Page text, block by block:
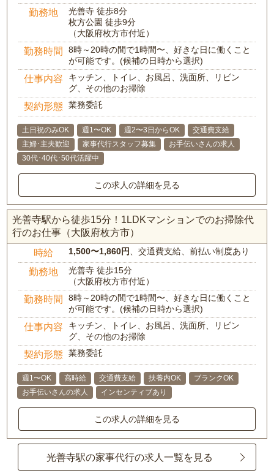
勤務地
光善寺 徒歩8分
枚方公園 徒歩9分
（大阪府枚方市付近）
勤務時間
8時～20時の間で1時間〜、好きな日に働くこと
が可能です。(候補の日時から選択)
仕事内容
キッチン、トイレ、お風呂、洗面所、リビン
グ、その他のお掃除
契約形態 業務委託
土日祝のみOK 週1〜OK 週2〜3日からOK
交通費支給
主婦･主夫歓迎
家事代行スタッフ募集
お手伝いさんの求人
30代･40代･50代活躍中
この求人の詳細を見る
光善寺駅から徒歩15分！1LDKマンションでのお掃除代
行のお仕事（大阪府枚方市）
時給 1,500〜1,860円、交通費支給、前払い制度あり
勤務地
光善寺 徒歩15分
（大阪府枚方市付近）
勤務時間
8時～20時の間で1時間〜、好きな日に働くこと
が可能です。(候補の日時から選択)
仕事内容
キッチン、トイレ、お風呂、洗面所、リビン
グ、その他のお掃除
契約形態 業務委託
週1〜OK 高時給 交通費支給 扶養内OK
ブランクOK
お手伝いさんの求人
インセンティブあり
この求人の詳細を見る
光善寺駅の家事代行の求人一覧を見る